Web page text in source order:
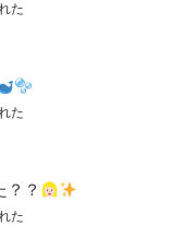
た
た
？？
た